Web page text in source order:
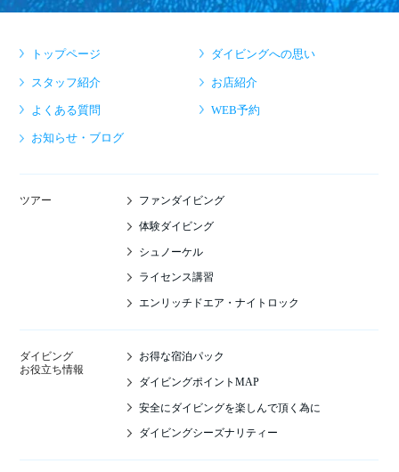
トップページ ダイビングへの思い
スタッフ紹介 お店紹介
よくある質問 WEB予約
お知らせ・ブログ
ツアー ファンダイビング
体験ダイビング
シュノーケル
ライセンス講習
エンリッチドエア・ナイトロック
ダイビング
お役立ち情報
お得な宿泊パック
ダイビングポイントMAP
安全にダイビングを楽しんで頂く為に
ダイビングシーズナリティー